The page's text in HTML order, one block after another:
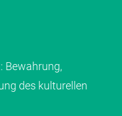
Bewahrung,
des kulturellen